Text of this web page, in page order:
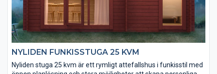
NYLIDEN FUNKISSTUGA 25 KVM
Nyliden stuga 25 kvm är ett rymligt attefallshus i funkisstil med